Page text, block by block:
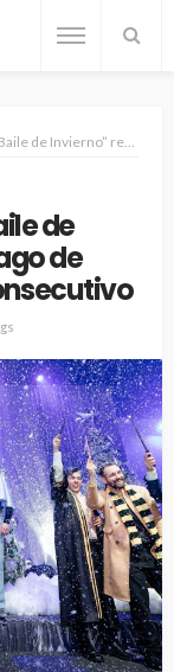
de Chile por segundo año consecutivo
de
de